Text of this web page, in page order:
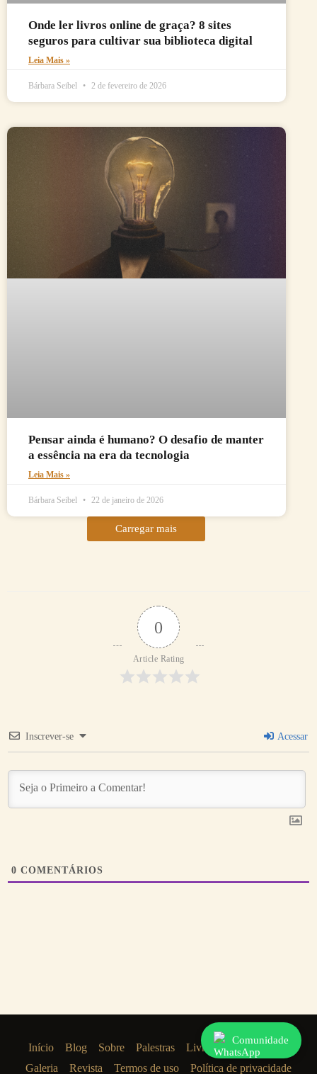
Onde ler livros online de graça? 8 sites
seguros para cultivar sua biblioteca digital
Leia Mais »
Bárbara Seibel 2 de fevereiro de 2026
Pensar ainda é humano? O desafio de manter
a essência na era da tecnologia
Leia Mais »
Bárbara Seibel 22 de janeiro de 2026
Carregar mais
0
Article Rating
Inscrever-se Acessar
0 COMENTÁRIOS
Início Blog Sobre Palestras Livros
Casa Literária
Galeria
Revista Termos de uso Política de privacidade
Comunidade